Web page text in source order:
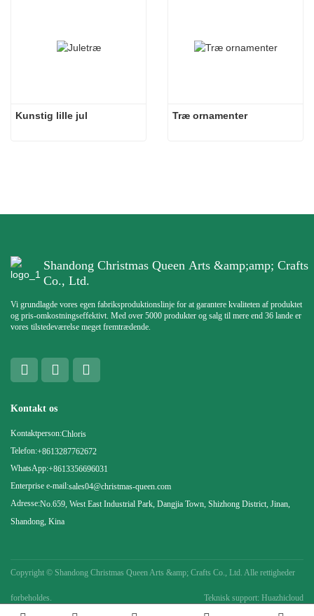
Kunstig lille jul Træ ornamenter
Shandong Christmas Queen Arts &amp;amp; Crafts
Co., Ltd.
Vi grundlagde vores egen fabriksproduktionslinje for at garantere kvaliteten af ​​produktet
og pris-omkostningseffektivt. Med over 5000 produkter og salg til mere end 36 lande er
vores tilstedeværelse meget fremtrædende.
Kontakt os
Kontaktperson:Chloris
Telefon:+8613287762672
WhatsApp:+8613356696031
Enterprise e-mail:sales04@christmas-queen.com
Adresse:No.659, West East Industrial Park, Dangjia Town, Shizhong District, Jinan,
Shandong, Kina
Copyright © Shandong Christmas Queen Arts &amp; Crafts Co., Ltd. Alle rettigheder
forbeholdes. Teknisk support: Huazhicloud